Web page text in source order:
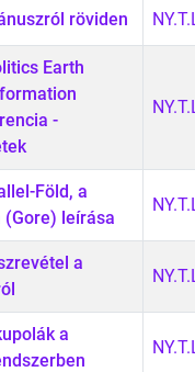
röviden
Earth
-
Föld, a
(Gore) leírása
a
a